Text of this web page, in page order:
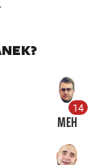
14
MEH